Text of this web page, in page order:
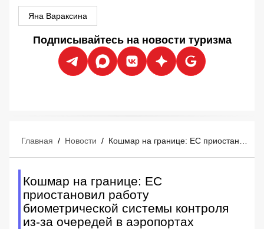
Яна Вараксина
Подписывайтесь на новости туризма
Главная / Новости /
Кошмар на границе: ЕС
приостановил работу
биометрической системы контроля
из-за очередей в аэропортах